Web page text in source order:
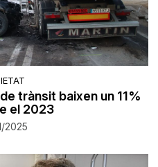
trànsit baixen un 11%
el 2023
2025